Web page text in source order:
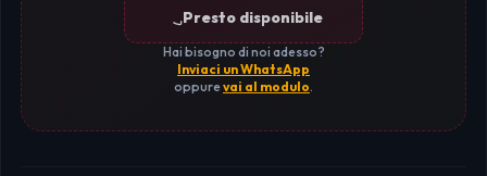
Presto disponibile
Hai bisogno di noi adesso?
Inviaci un WhatsApp
oppurevai al modulo.